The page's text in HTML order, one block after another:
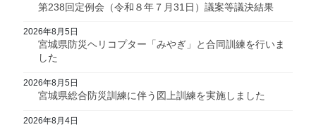
第238回定例会（令和８年７月31日）議案等議決結果
宮城県防災ヘリコプター「みやぎ」と合同訓練を行いま
した
2026年8月5日
宮城県総合防災訓練に伴う図上訓練を実施しました
2026年8月5日
2026年8月4日